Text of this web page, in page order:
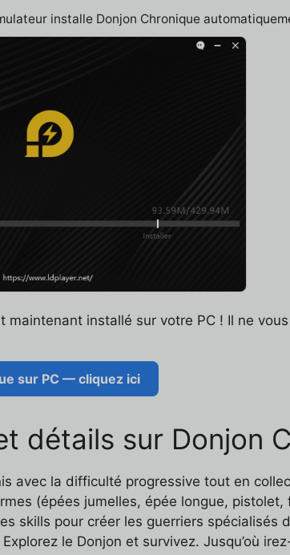
installe Donjon Chronique
maintenant installé sur votre PC ! Il ne
sur PC — cliquez ici
détails sur Donjon
avec la difficulté progressive tout en
(épées jumelles, épée longue,
skills pour créer les guerriers
le Donjon et survivez. Jusqu’où